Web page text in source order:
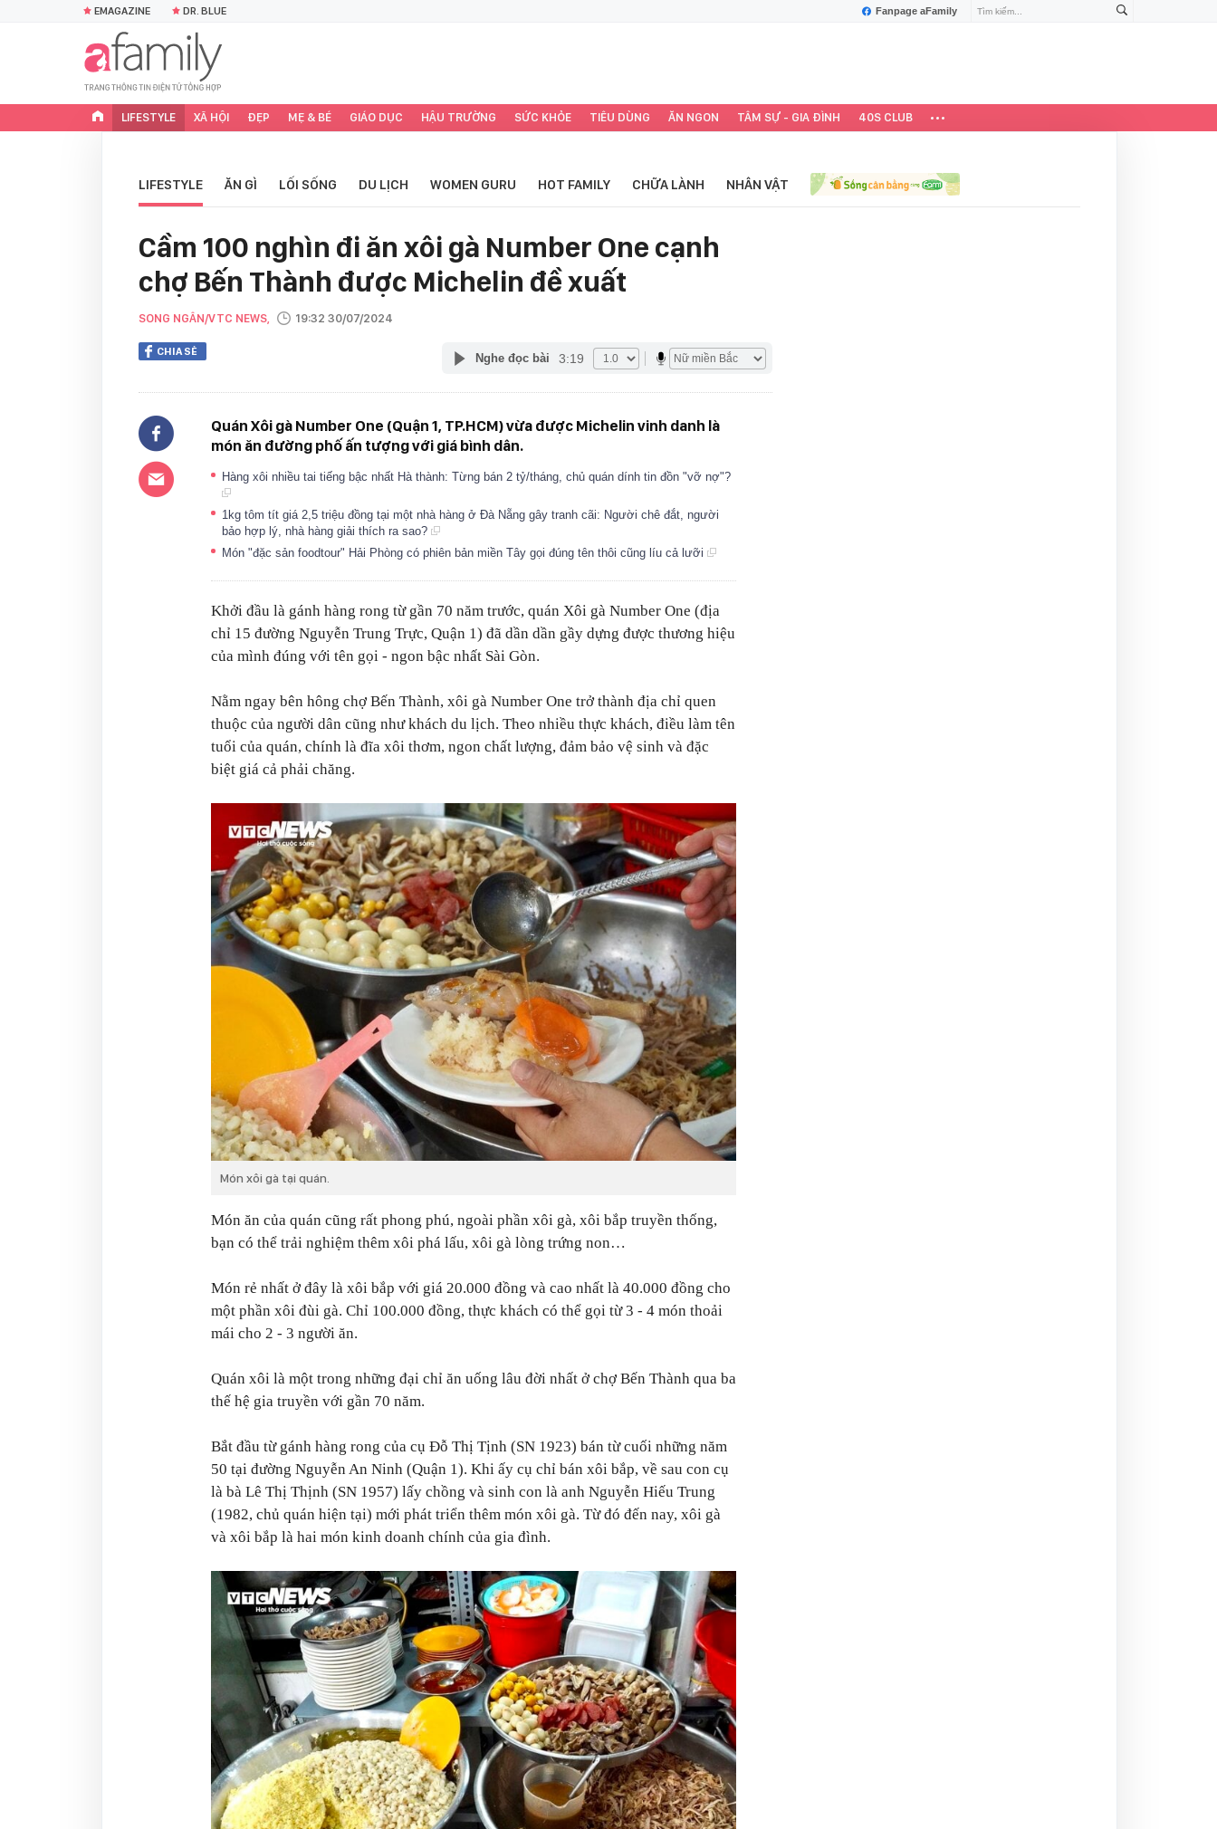
Fanpage aFamily
EMAGAZINE DR. BLUE
LIFESTYLE XÃ HỘI ĐẸP MẸ & BÉ GIÁO DỤC HẬU TRƯỜNG SỨC KHỎE TIÊU DÙNG ĂN NGON TÂM SỰ - GIA ĐÌNH 40S CLUB
LIFESTYLE ĂN GÌ LỐI SỐNG DU LỊCH WOMEN GURU HOT FAMILY CHỮA LÀNH NHÂN VẬT
Cầm 100 nghìn đi ăn xôi gà Number One cạnh
chợ Bến Thành được Michelin đề xuất
SONG NGÂN/VTC NEWS, 19:32 30/07/2024
CHIA SẺ Nghe đọc bài 3:19
Quán Xôi gà Number One (Quận 1, TP.HCM) vừa được Michelin vinh danh là
món ăn đường phố ấn tượng với giá bình dân.
Hàng xôi nhiều tai tiếng bậc nhất Hà thành: Từng bán 2 tỷ/tháng, chủ quán dính tin đồn "vỡ nợ"?
1kg tôm tít giá 2,5 triệu đồng tại một nhà hàng ở Đà Nẵng gây tranh cãi: Người chê đắt, người
bảo hợp lý, nhà hàng giải thích ra sao?
Món "đặc sản foodtour" Hải Phòng có phiên bản miền Tây gọi đúng tên thôi cũng líu cả lưỡi
Khởi đầu là gánh hàng rong từ gần 70 năm trước, quán Xôi gà Number One (địa
chỉ 15 đường Nguyễn Trung Trực, Quận 1) đã dần dần gầy dựng được thương hiệu
của mình đúng với tên gọi - ngon bậc nhất Sài Gòn.
Nằm ngay bên hông chợ Bến Thành, xôi gà Number One trở thành địa chỉ quen
thuộc của người dân cũng như khách du lịch. Theo nhiều thực khách, điều làm tên
tuổi của quán, chính là đĩa xôi thơm, ngon chất lượng, đảm bảo vệ sinh và đặc
biệt giá cả phải chăng.
Món xôi gà tại quán.
Món ăn của quán cũng rất phong phú, ngoài phần xôi gà, xôi bắp truyền thống,
bạn có thể trải nghiệm thêm xôi phá lấu, xôi gà lòng trứng non…
Món rẻ nhất ở đây là xôi bắp với giá 20.000 đồng và cao nhất là 40.000 đồng cho
một phần xôi đùi gà. Chỉ 100.000 đồng, thực khách có thể gọi từ 3 - 4 món thoải
mái cho 2 - 3 người ăn.
Quán xôi là một trong những đại chỉ ăn uống lâu đời nhất ở chợ Bến Thành qua ba
thế hệ gia truyền với gần 70 năm.
Bắt đầu từ gánh hàng rong của cụ Đỗ Thị Tịnh (SN 1923) bán từ cuối những năm
50 tại đường Nguyễn An Ninh (Quận 1). Khi ấy cụ chỉ bán xôi bắp, về sau con cụ
là bà Lê Thị Thịnh (SN 1957) lấy chồng và sinh con là anh Nguyễn Hiếu Trung
(1982, chủ quán hiện tại) mới phát triển thêm món xôi gà. Từ đó đến nay, xôi gà
và xôi bắp là hai món kinh doanh chính của gia đình.